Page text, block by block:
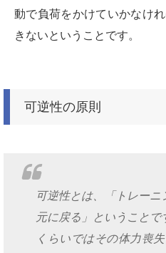
動で負荷をかけていかなけ
きないということです。
可逆性の原則
可逆性とは、「トレー
元に戻る」ということ
くらいではその体力喪